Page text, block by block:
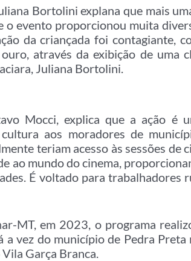
Bortolini explana que mais
o evento proporcionou muita
da criançada foi contagiante,
através da exibição de uma
Juliana Bortolini.
Mocci, explica que a ação é
aos moradores de
teriam acesso às sessões de
ao mundo do cinema,
É voltado para trabalhadores
MT, em 2023, o programa
vez do município de Pedra
Garça Branca.